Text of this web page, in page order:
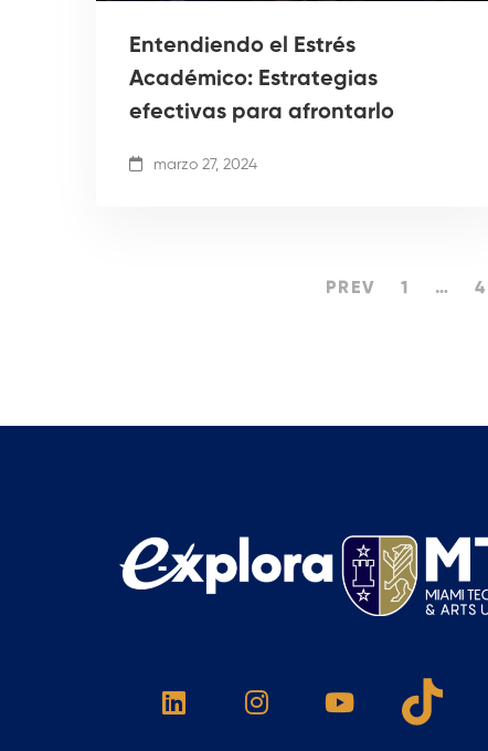
Entendiendo el Estrés
Académico: Estrategias
efectivas para afrontarlo
marzo 27, 2024
PREV 1 … 4